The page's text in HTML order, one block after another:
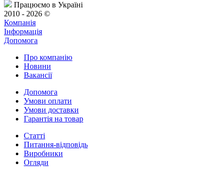
Працюємо в Україні
2010 - 2026 ©
Компанія
Інформація
Допомога
Про компанію
Новини
Вакансії
Допомога
Умови оплати
Умови доставки
Гарантія на товар
Статті
Питання-відповідь
Виробники
Огляди